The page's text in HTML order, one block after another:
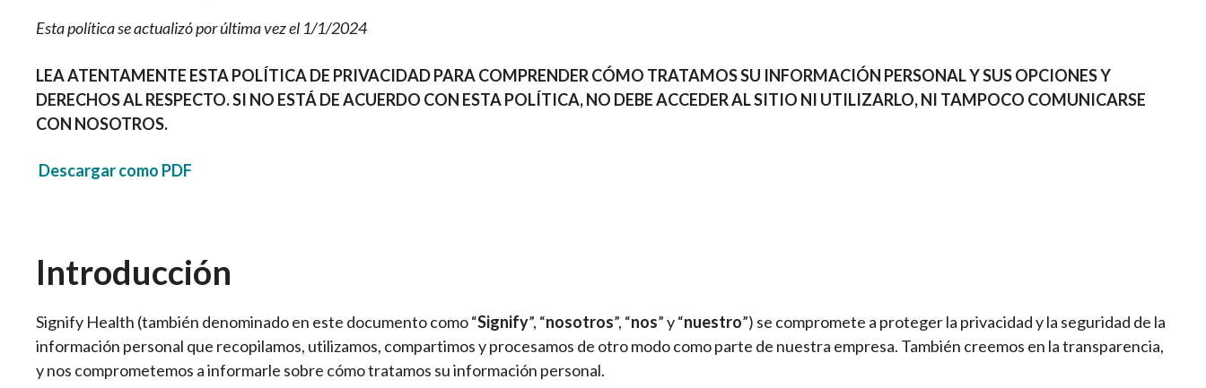
Esta política se actualizó por última vez el 1/1/2024
LEA ATENTAMENTE ESTA POLÍTICA DE PRIVACIDAD PARA COMPRENDER CÓMO TRATAMOS SU INFORMACIÓN PERSONAL Y SUS OPCIONES Y
DERECHOS AL RESPECTO. SI NO ESTÁ DE ACUERDO CON ESTA POLÍTICA, NO DEBE ACCEDER AL SITIO NI UTILIZARLO, NI TAMPOCO COMUNICARSE
CON NOSOTROS.
Descargar como PDF
Introducción
Signify Health (también denominado en este documento como “Signify”, “nosotros”, “nos”y “nuestro”) se compromete a proteger la privacidad y la seguridad de la
información personal que recopilamos, utilizamos, compartimos y procesamos de otro modo como parte de nuestra empresa. También creemos en la transparencia,
y nos comprometemos a informarle sobre cómo tratamos su información personal.